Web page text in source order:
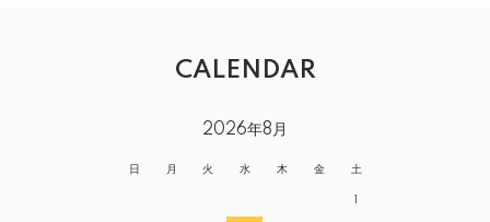
CALENDAR
2026年8月
日 月 火 水 木 金 土
1